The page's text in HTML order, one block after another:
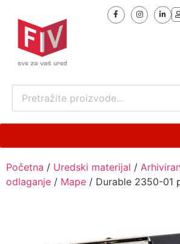
Početna / Uredski materijal /
odlaganje / Mape / Durable 2350-01